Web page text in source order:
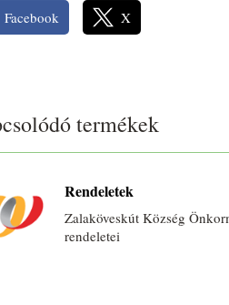
Facebook X
termékek
Rendeletek
Zalaköveskút Község
rendeletei